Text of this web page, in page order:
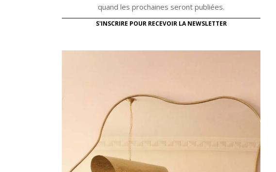
quand les prochaines seront publiées.
S'INSCRIRE POUR RECEVOIR LA NEWSLETTER